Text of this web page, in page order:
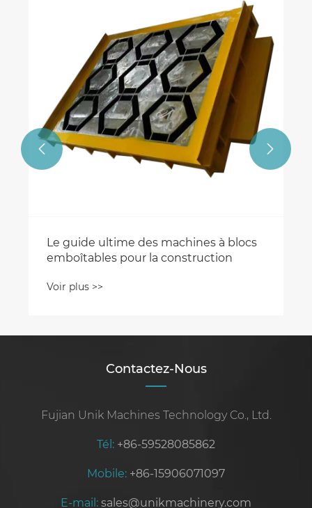
Le guide ultime des machines à blocs
emboîtables pour la construction
Voir plus >>
 
Contactez-Nous
Fujian Unik Machines Technology Co., Ltd.
Tél: +86-59528085862
Mobile: +86-15906071097
E-mail: sales@unikmachinery.com